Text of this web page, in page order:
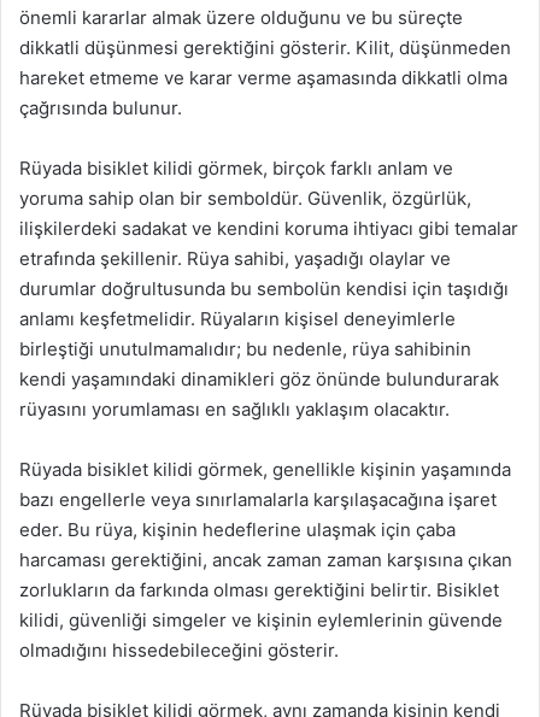
önemli kararlar almak üzere olduğunu ve bu süreçte
dikkatli düşünmesi gerektiğini gösterir. Kilit, düşünmeden
hareket etmeme ve karar verme aşamasında dikkatli olma
çağrısında bulunur.
Rüyada bisiklet kilidi görmek, birçok farklı anlam ve
yoruma sahip olan bir semboldür. Güvenlik, özgürlük,
ilişkilerdeki sadakat ve kendini koruma ihtiyacı gibi temalar
etrafında şekillenir. Rüya sahibi, yaşadığı olaylar ve
durumlar doğrultusunda bu sembolün kendisi için taşıdığı
anlamı keşfetmelidir. Rüyaların kişisel deneyimlerle
birleştiği unutulmamalıdır; bu nedenle, rüya sahibinin
kendi yaşamındaki dinamikleri göz önünde bulundurarak
rüyasını yorumlaması en sağlıklı yaklaşım olacaktır.
Rüyada bisiklet kilidi görmek, genellikle kişinin yaşamında
bazı engellerle veya sınırlamalarla karşılaşacağına işaret
eder. Bu rüya, kişinin hedeflerine ulaşmak için çaba
harcaması gerektiğini, ancak zaman zaman karşısına çıkan
zorlukların da farkında olması gerektiğini belirtir. Bisiklet
kilidi, güvenliği simgeler ve kişinin eylemlerinin güvende
olmadığını hissedebileceğini gösterir.
Rüyada bisiklet kilidi görmek, aynı zamanda kişinin kendi